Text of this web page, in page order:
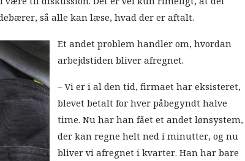
så alle kan læse, hvad der er aftalt.
Et andet problem handler om, hvordan
arbejdstiden bliver afregnet.
– Vi er i al den tid, firmaet har eksisteret,
blevet betalt for hver påbegyndt halve
time. Nu har han fået et andet lønsystem,
der kan regne helt ned i minutter, og nu
bliver vi afregnet i kvarter. Han har bare